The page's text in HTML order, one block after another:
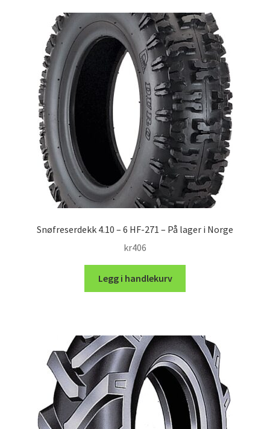
Snøfreserdekk 4.10 – 6 HF-271 – På lager i Norge
kr406
Legg i handlekurv